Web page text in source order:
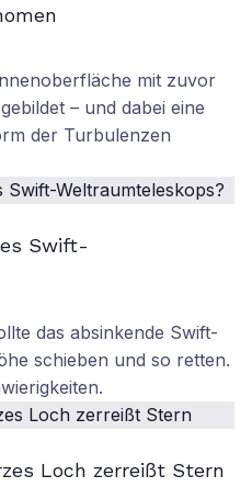
mit zuvor
– und dabei eine
der Turbulenzen
Swift-
das absinkende Swift-
schieben und so retten.
Loch zerreißt Stern